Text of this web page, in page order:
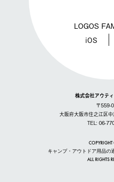
LOGOS
iOS
株式会社アウテ
〒559-
大阪府大阪市住之江区
TEL: 06-
キャンプ・アウトドア用品の
ALL RIGHTS